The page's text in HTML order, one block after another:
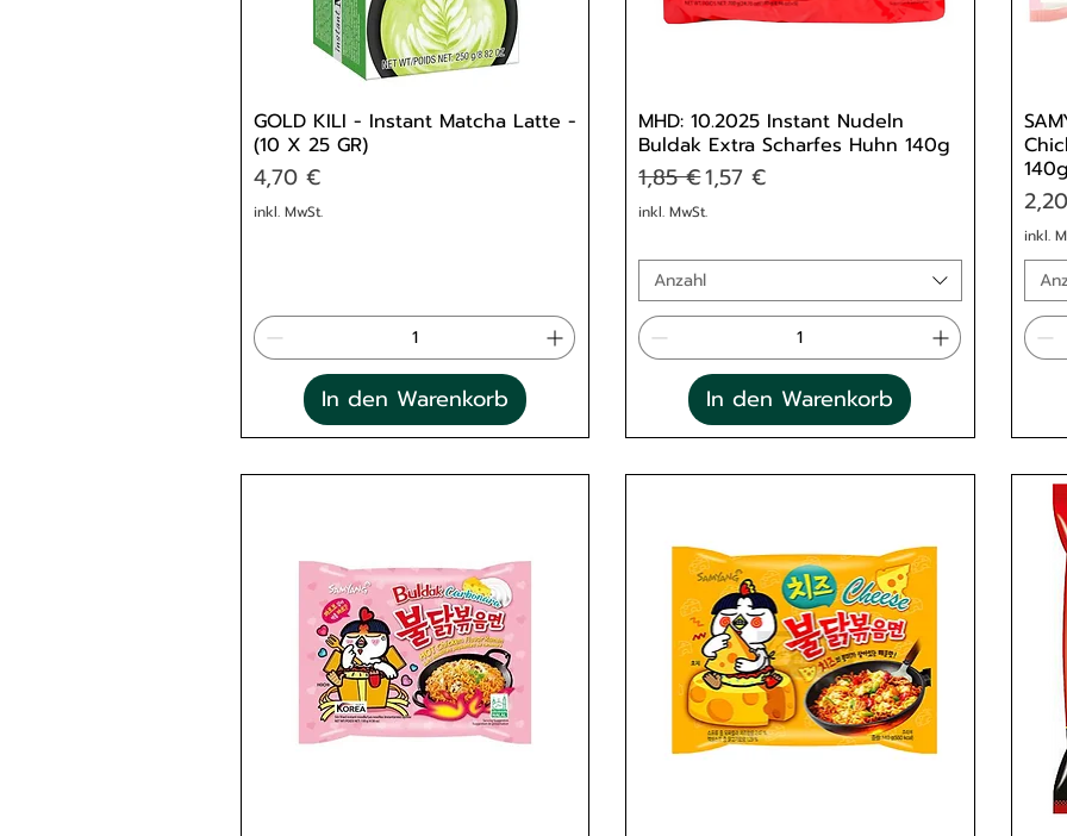
GOLD KILI - Instant Matcha Latte -
(10 X 25 GR)
Preis
4,70 €
inkl. MwSt.
In den Warenkorb
MHD: 10.2025 Instant Nudeln
Buldak Extra Scharfes Huhn 140g
Standardpreis
1,85 €Sale-Preis
1,57 €
inkl. MwSt.
Anzahl
In den Warenkorb
140g
Preis
inkl.